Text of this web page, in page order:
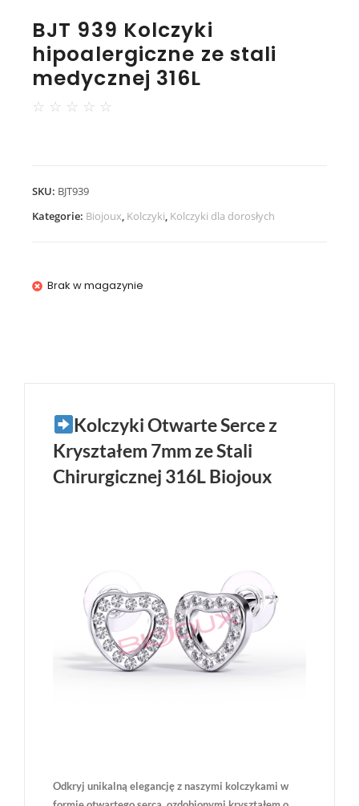
BJT 939 Kolczyki
hipoalergiczne ze stali
medycznej 316L
☆ ☆ ☆ ☆ ☆
SKU: BJT939
Kategorie: Biojoux, Kolczyki, Kolczyki dla dorosłych
Brak w magazynie
Kolczyki Otwarte Serce z
Kryształem 7mm ze Stali
Chirurgicznej 316L Biojoux
Odkryj unikalną elegancję z naszymi kolczykami w